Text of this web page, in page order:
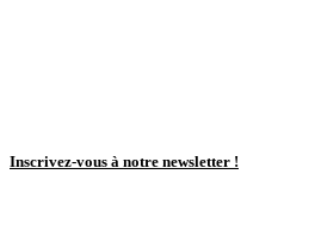
Inscrivez-vous à notre newsletter !